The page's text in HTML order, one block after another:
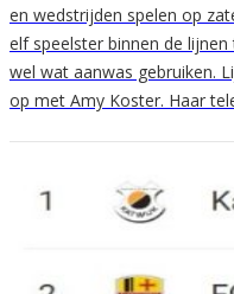
en wedstrijden spelen op
elf speelster binnen de
wel wat aanwas gebruiken.
op met Amy Koster. Haar